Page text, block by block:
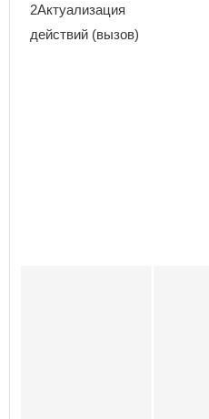
2Актуализация
действий (вызов)